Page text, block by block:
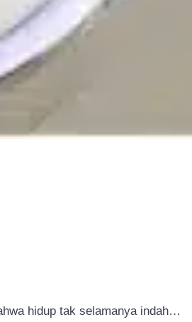
hidup tak selamanya indah…